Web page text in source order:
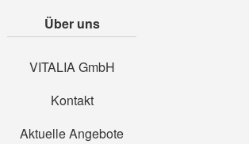
Über uns
VITALIA GmbH
Kontakt
Aktuelle Angebote